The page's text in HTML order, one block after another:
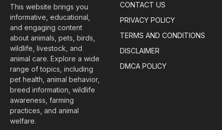
This website brings you
informative, educational,
and engaging content
about animals, pets, birds,
wildlife, livestock, and
animal care. Explore a wide
range of topics, including
pet health, animal behavior,
breed information, wildlife
awareness, farming
practices, and animal
welfare.
CONTACT US
PRIVACY POLICY
TERMS AND CONDITIONS
DISCLAIMER
DMCA POLICY